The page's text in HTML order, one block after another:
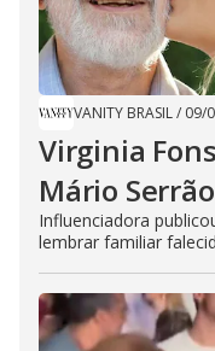
VANITY BRASIL/ 09/
Virginia
Mário
Influenciadora
lembrar familiar